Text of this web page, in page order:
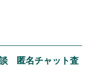
　匿名チャット査